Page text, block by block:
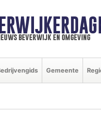
beverwijk en omgeving
Gemeente